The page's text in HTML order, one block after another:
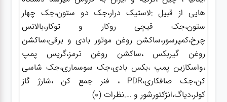
هایی از قبیل :لاستیک درار،جک دو ستون،جک چهار
ستون،جک قیچی روکار و توکار،بالانس
چرخ،کمپرسور،ساکشن روغن موتور بادی و برقی،ساکشن
روغن گیربکس ،ساکشن روغن ترمز،گریس پمپ
،واسکازین پمپ ،بکس بادی،جک سوسماری،جک شاسی
کن،جک صافکاری،PDR ، فنر جمع کن ،شارژ گاز
کولر،دیاگ،انژکتورشور و ….نظرات (0)